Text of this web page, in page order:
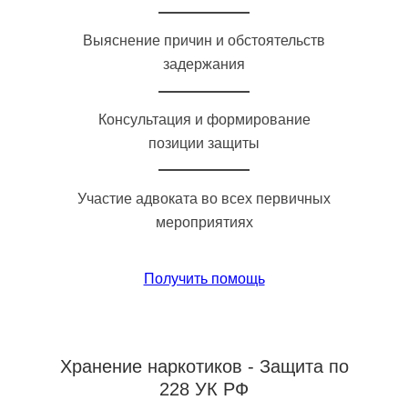
Выяснение причин и обстоятельств
задержания
Консультация и формирование
позиции защиты
Участие адвоката во всех первичных
мероприятиях
Получить помощь
Хранение наркотиков - Защита по
228 УК РФ